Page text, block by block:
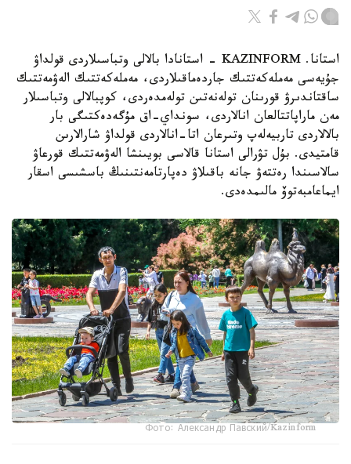
استانا. KAZINFORM - استانادا بالالى وتباسىلاردى قولداۋ
جۇيەسى مەملەكەتتىك جاردەماقىلاردى، مەملەكەتتىك الەۋمەتتىك
ساقتاندىرۋ قورىنان تولەنەتىن تولەمدەردى، كوپبالالى وتباسىلار
مەن ماراپاتتالعان انالاردى، سونداي-اق مۇگەدەكتىگى بار
بالالاردى تاربيەلەپ وتىرعان اتا-انالاردى قولداۋ شارالارىن
قامتيدى. بۇل تۋرالى استانا قالاسى بويىنشا الەۋمەتتىك قورعاۋ
سالاسىندا رەتتەۋ جانە باقىلاۋ دەپارتامەنتىنىڭ باسشىسى اسقار
ايماعامبەتوۆ مالىمدەدى.
Фото: Александр Павский/Kazinform